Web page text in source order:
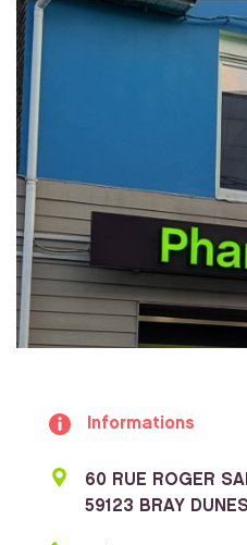
Informations
60 RUE ROGER
59123 BRAY DUNES